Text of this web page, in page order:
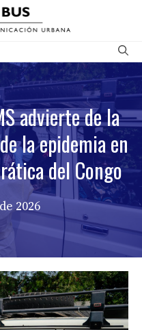
advierte de la
la epidemia en
del Congo
2026